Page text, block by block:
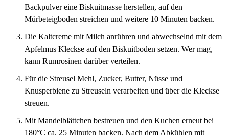
Backpulver eine Biskuitmasse herstellen, auf den
Mürbeteigboden streichen und weitere 10 Minuten backen.
Die Kaltcreme mit Milch anrühren und abwechselnd mit dem
Apfelmus Kleckse auf den Biskuitboden setzen. Wer mag,
kann Rumrosinen darüber verteilen.
Für die Streusel Mehl, Zucker, Butter, Nüsse und
Knusperbiene zu Streuseln verarbeiten und über die Kleckse
streuen.
Mit Mandelblättchen bestreuen und den Kuchen erneut bei
180°C ca. 25 Minuten backen. Nach dem Abkühlen mit